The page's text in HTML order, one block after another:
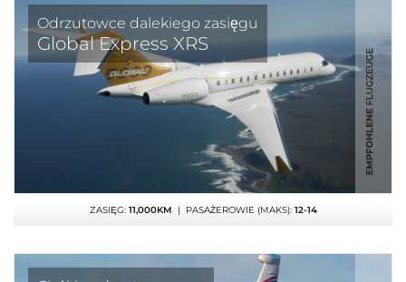
Odrzutowce dalekiego zasięgu
Global Express XRS
ZASIĘG: 11,000KM | PASAŻEROWIE (MAKS): 12-14